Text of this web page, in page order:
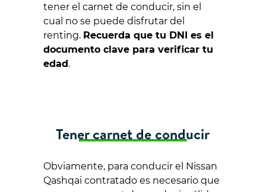
tener el carnet de conducir, sin el
cual no se puede disfrutar del
renting. Recuerda que tu DNI es el
documento clave para verificar tu
edad.
Tener carnet de conducir
Obviamente, para conducir el Nissan
Qashqai contratado es necesario que